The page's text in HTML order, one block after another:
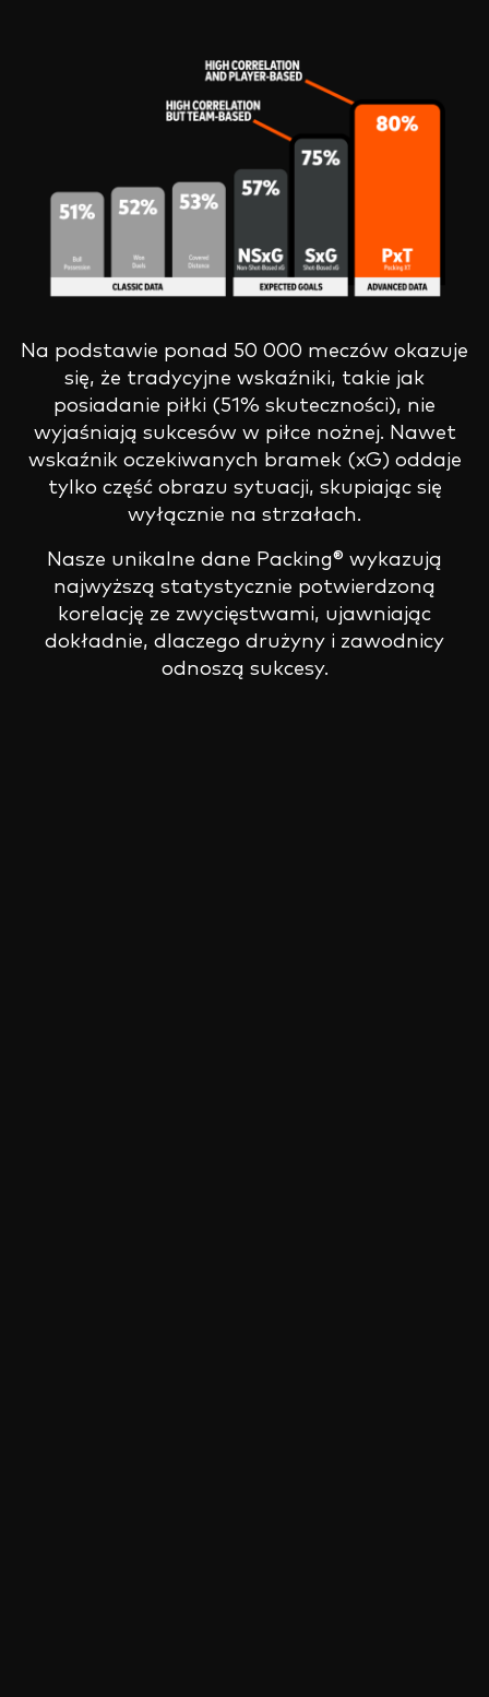
Na podstawie ponad 50 000 meczów okazuje
się, że tradycyjne wskaźniki, takie jak
posiadanie piłki (51% skuteczności), nie
wyjaśniają sukcesów w piłce nożnej. Nawet
wskaźnik oczekiwanych bramek (xG) oddaje
tylko część obrazu sytuacji, skupiając się
wyłącznie na strzałach.
Nasze unikalne dane Packing® wykazują
najwyższą statystycznie potwierdzoną
korelację ze zwycięstwami, ujawniając
dokładnie, dlaczego drużyny i zawodnicy
odnoszą sukcesy.